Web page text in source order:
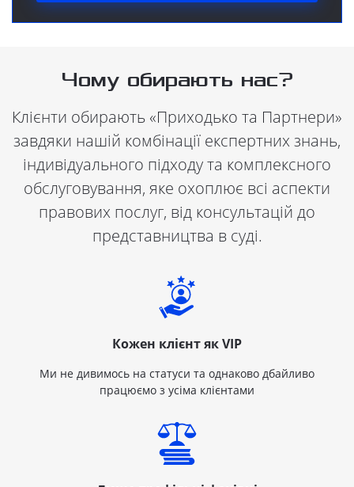
Чому обирають нас?
Клієнти обирають «Приходько та Партнери»
завдяки нашій комбінації експертних знань,
індивідуального підходу та комплексного
обслуговування, яке охоплює всі аспекти
правових послуг, від консультацій до
представництва в суді.
Кожен клієнт як VIP
Ми не дивимось на статуси та однаково дбайливо
працюємо з усіма клієнтами